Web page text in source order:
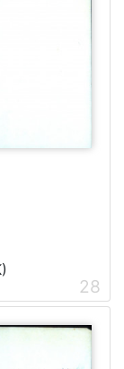
28